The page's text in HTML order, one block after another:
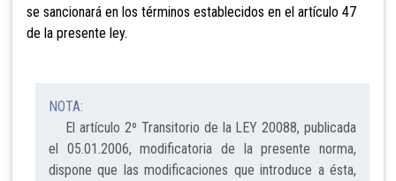
se sancionará en los términos establecidos en el artículo 47
de la presente ley.
NOTA:
El artículo 2º Transitorio de la LEY 20088, publicada
el 05.01.2006, modificatoria de la presente norma,
dispone que las modificaciones que introduce a ésta,